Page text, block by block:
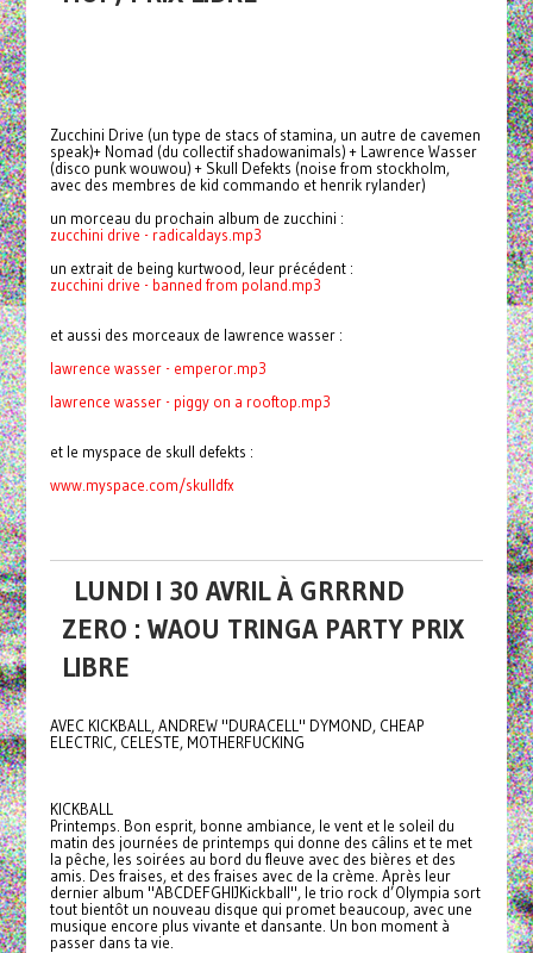
Zucchini Drive (un type de stacs of stamina, un autre de cavemen
speak)+ Nomad (du collectif shadowanimals) + Lawrence Wasser
(disco punk wouwou) + Skull Defekts (noise from stockholm,
avec des membres de kid commando et henrik rylander)
un morceau du prochain album de zucchini :
zucchini drive - radicaldays.mp3
un extrait de being kurtwood, leur précédent :
zucchini drive - banned from poland.mp3
et aussi des morceaux de lawrence wasser :
lawrence wasser - emperor.mp3
lawrence wasser - piggy on a rooftop.mp3
et le myspace de skull defekts :
www.myspace.com/skulldfx
LUNDI I 30 AVRIL À GRRRND
ZERO : WAOU TRINGA PARTY PRIX
LIBRE
AVEC KICKBALL, ANDREW "DURACELL" DYMOND, CHEAP
ELECTRIC, CELESTE, MOTHERFUCKING
KICKBALL
Printemps. Bon esprit, bonne ambiance, le vent et le soleil du
matin des journées de printemps qui donne des câlins et te met
la pêche, les soirées au bord du fleuve avec des bières et des
amis. Des fraises, et des fraises avec de la crème. Après leur
dernier album "ABCDEFGHIJKickball", le trio rock d’Olympia sort
tout bientôt un nouveau disque qui promet beaucoup, avec une
musique encore plus vivante et dansante. Un bon moment à
passer dans ta vie.